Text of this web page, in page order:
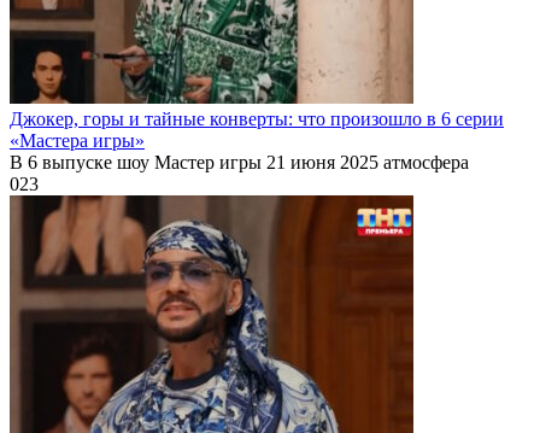
Джокер, горы и тайные конверты: что произошло в 6 серии
«Мастера игры»
В 6 выпуске шоу Мастер игры 21 июня 2025 атмосфера
023